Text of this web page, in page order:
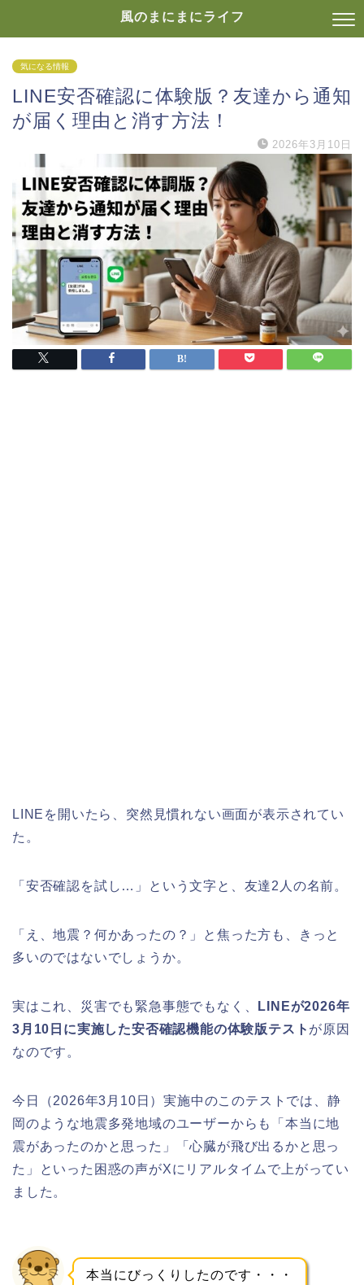
風のまにまにライフ
気になる情報
LINE安否確認に体験版？友達から通知
が届く理由と消す方法！
2026年3月10日
LINEを開いたら、突然見慣れない画面が表示されてい
た。
「安否確認を試し…」という文字と、友達2人の名前。
「え、地震？何かあったの？」と焦った方も、きっと
多いのではないでしょうか。
実はこれ、災害でも緊急事態でもなく、
LINEが2026年
3月10日に実施した安否確認機能の体験版テスト が原因
なのです。
今日（2026年3月10日）実施中のこのテストでは、静
岡のような地震多発地域のユーザーからも「本当に地
震があったのかと思った」「心臓が飛び出るかと思っ
た」といった困惑の声がXにリアルタイムで上がってい
ました。
本当にびっくりしたのです・・・